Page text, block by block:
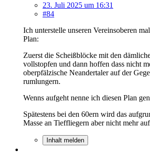
23. Juli 2025 um 16:31
#84
Ich unterstelle unseren Vereinsoberen
Plan:
Zuerst die Scheißblöcke mit den
vollstopfen und dann hoffen dass nicht
oberpfälzische Neandertaler auf der
rumlungern.
Wenns aufgeht nenne ich diesen Plan
Spätestens bei den 60ern wird das
Masse an Tieffliegern aber nicht mehr
Inhalt melden